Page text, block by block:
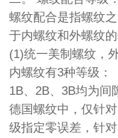
螺纹配合是指螺纹
于内螺纹和外螺纹
(1)统一美制螺纹，
内螺纹有3种等级：
1B、2B、3B均为间
德国螺纹中，仅针
级指定零误差，针